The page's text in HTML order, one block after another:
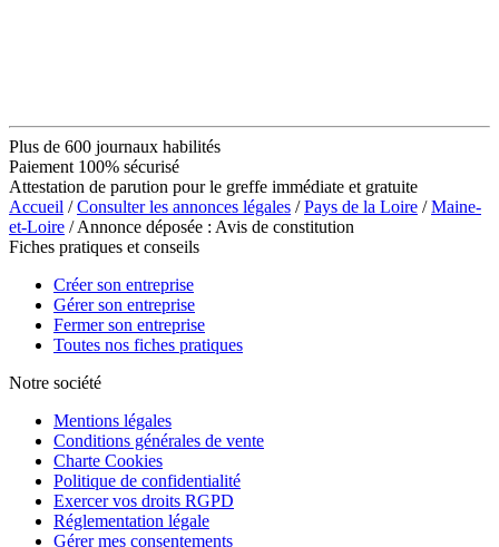
Plus de 600 journaux habilités
Paiement 100% sécurisé
Attestation de parution pour le greffe immédiate et gratuite
Accueil /Consulter les annonces légales /Pays de la Loire /Maine-
et-Loire / Annonce déposée : Avis de constitution
Fiches pratiques et conseils
Créer son entreprise
Gérer son entreprise
Fermer son entreprise
Toutes nos fiches pratiques
Notre société
Mentions légales
Conditions générales de vente
Charte Cookies
Politique de confidentialité
Exercer vos droits RGPD
Réglementation légale
Gérer mes consentements